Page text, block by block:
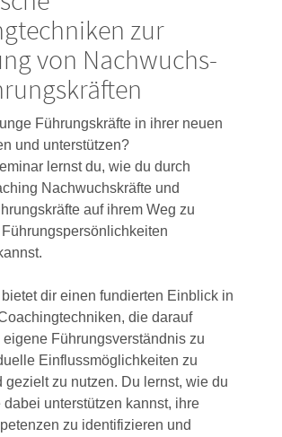
zur
von Nachwuchs-
Führungskräfte in ihrer neuen
und unterstützen?
lernst du, wie du durch
Nachwuchskräfte und
auf ihrem Weg zu
dir einen fundierten Einblick in
die darauf
Führungsverständnis zu
Einflussmöglichkeiten zu
gezielt zu nutzen. Du lernst, wie du
dabei unterstützen kannst, ihre
zu identifizieren und